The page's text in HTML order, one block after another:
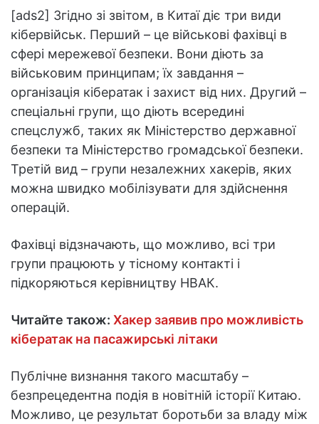
[ads2] Згідно зі звітом, в Китаї діє три види
кібервійськ. Перший – це військові фахівці в
сфері мережевої безпеки. Вони діють за
військовим принципам; їх завдання –
організація кібератак і захист від них. Другий –
спеціальні групи, що діють всередині
спецслужб, таких як Міністерство державної
безпеки та Міністерство громадської безпеки.
Третій вид – групи незалежних хакерів, яких
можна швидко мобілізувати для здійснення
операцій.
Фахівці відзначають, що можливо, всі три
групи працюють у тісному контакті і
підкоряються керівництву НВАК.
Читайте також: Хакер заявив про можливість
кібератак на пасажирські літаки
Публічне визнання такого масштабу –
безпрецедентна подія в новітній історії Китаю.
Можливо, це результат боротьби за владу між